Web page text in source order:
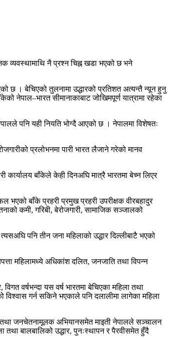
व्यवस्थामाथि नै प्रश्न चिह्न खडा भएको छ भने
छ । बेचिएको तुलनामा उद्धारको प्रतिशत अत्यन्तै न्यून हुनु
नेपाल–भारत सीमानाकाबाट जोखिमपूर्ण यात्रामा रहेका
पनि यही नियति भोग्दै आएको छ । नेपालमा विशेषतः
प्रलोभनमा पारी भारत लैजाने गरेको मानव
कार्यालय बाँकेले केही दिनअघि मात्रै भारतमा बेच्न लिएर
भएको बाँके प्रहरी प्रमुख प्रहरी उपरीक्षक वीरबहादुर
कमी, गरिबी, बेरोजगारी, सामाजिक सञ्जालको
पनि तीन जना महिलाको उद्धार दिल्लीबाटै भएको
महिलामध्ये अधिकांश दलित, जनजाति तथा विपन्न
वर्षभन्दा यस वर्ष भारतमा बेचिएका महिला तथा
गर्न सकिने भएकाले पनि दलालीमा लागेका महिला
तथा जनचेतनामूलक अभियानसमेत माइती नेपालले सञ्चालन
तथा बालबालिको उद्धार, पुनःस्थापन र पैरवीसमेत हुँदै